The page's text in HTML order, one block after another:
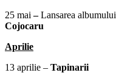
25 mai–Lansarea albumului
Cojocaru
Aprilie
13 aprilie – Tapinarii